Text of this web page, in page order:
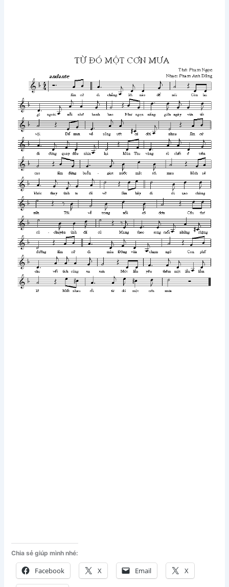
Chia sẻ giúp mình nhé:
Facebook X Email X